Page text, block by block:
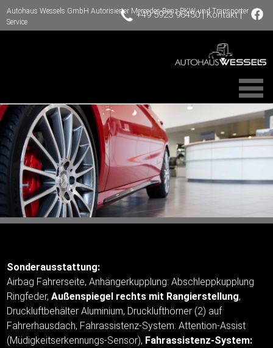
Autohaus Wessels GmbH Autorisierter Mercedes-Benz PKW und Transporter
Service
+49 5923 96450|Kontakt|
Sonderausstattung:
Airbag Fahrerseite, Anhängerkupplung: Abschleppkupplung
Ringfeder,Außenspiegel rechts mit Rangierstellung,
Druckluftbehälter Aluminium, Drucklufthörner (2) auf
Fahrerhausdach, Fahrassistenz-System: Attention-Assist
(Müdigkeitserkennungs-Sensor), Fahrassistenz-System: